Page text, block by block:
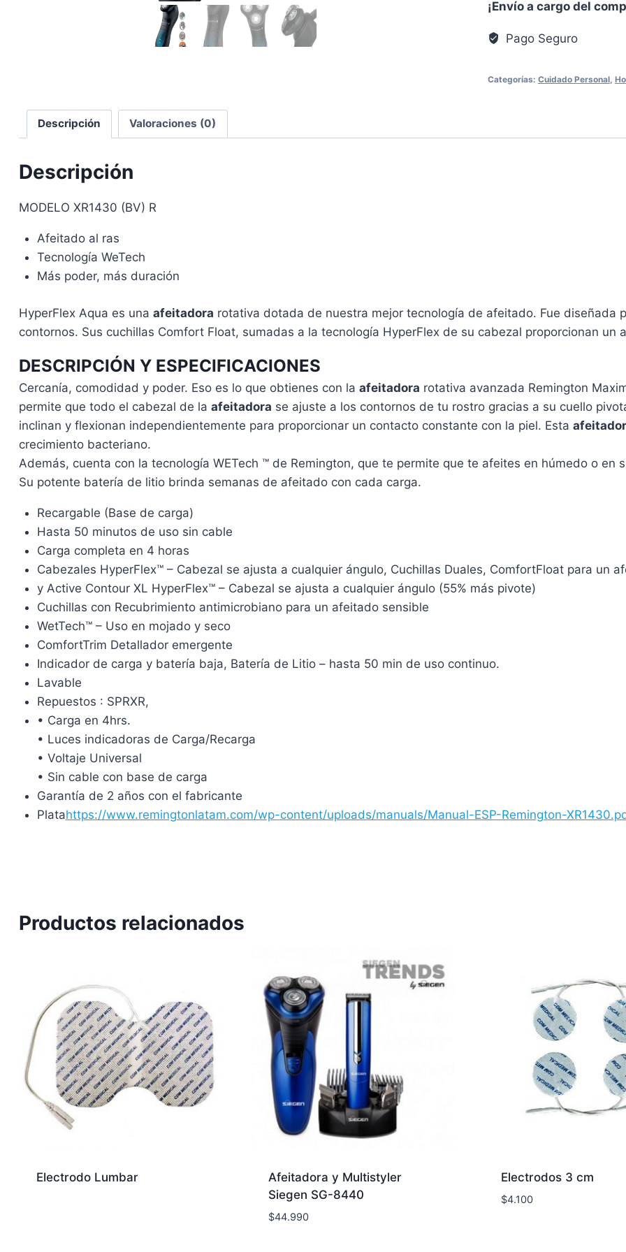
¡Envío a cargo del
Pago Seguro
Categorías: Cuidado Personal,
Descripción Valoraciones (0)
Descripción
MODELO XR1430 (BV) R
Afeitado al ras
Tecnología WeTech
Más poder, más duración
HyperFlex Aqua es una afeitadora rotativa dotada de nuestra mejor tecnología de afeitado. Fue diseñada
contornos. Sus cuchillas Comfort Float, sumadas a la tecnología HyperFlex de su cabezal proporcionan un
DESCRIPCIÓN Y ESPECIFICACIONES
Cercanía, comodidad y poder. Eso es lo que obtienes con la afeitadora rotativa avanzada Remington
permite que todo el cabezal de la afeitadora se ajuste a los contornos de tu rostro gracias a su cuello
inclinan y flexionan independientemente para proporcionar un contacto constante con la piel. Esta
crecimiento bacteriano.
Además, cuenta con la tecnología WETech ™ de Remington, que te permite que te afeites en húmedo o en
Su potente batería de litio brinda semanas de afeitado con cada carga.
Recargable (Base de carga)
Hasta 50 minutos de uso sin cable
Carga completa en 4 horas
Cabezales HyperFlex™ – Cabezal se ajusta a cualquier ángulo, Cuchillas Duales, ComfortFloat para un
y Active Contour XL HyperFlex™ – Cabezal se ajusta a cualquier ángulo (55% más pivote)
Cuchillas con Recubrimiento antimicrobiano para un afeitado sensible
WetTech™ – Uso en mojado y seco
ComfortTrim Detallador emergente
Indicador de carga y batería baja, Batería de Litio – hasta 50 min de uso continuo.
Lavable
Repuestos : SPRXR,
• Carga en 4hrs.
• Luces indicadoras de Carga/Recarga
• Voltaje Universal
• Sin cable con base de carga
Garantía de 2 años con el fabricante
Platahttps://www.remingtonlatam.com/wp-content/uploads/manuals/Manual-ESP-Remington-
Productos relacionados
Electrodo Lumbar
Afeitadora y Multistyler
Siegen SG-8440
$44.990
Electrodos 3 cm
$4.100